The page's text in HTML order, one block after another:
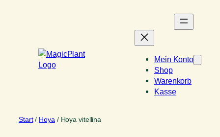
Mein Konto
Shop
Warenkorb
Kasse
Start/ Hoya / Hoya vitellina